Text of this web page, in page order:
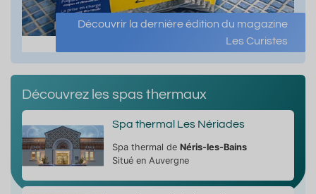
Découvrir la dernière édition du magazine
Les Curistes
Découvrez les spas thermaux
Spa thermal Les Nériades
Spa thermal de Néris-les-Bains
Situé en Auvergne